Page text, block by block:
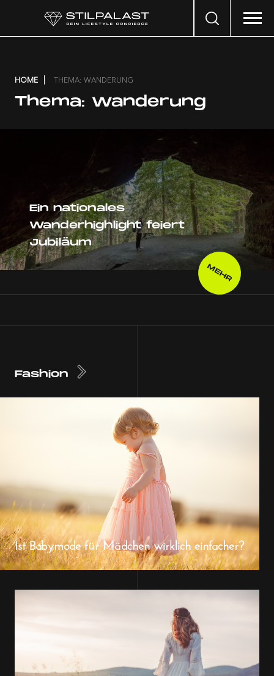
Search
HOME THEMA: WANDERUNG
Thema: Wanderung
Ein nationales
Wanderhighlight feiert
Jubiläum
MEHR
Fashion
Ist Babymode für Mädchen wirklich einfacher?